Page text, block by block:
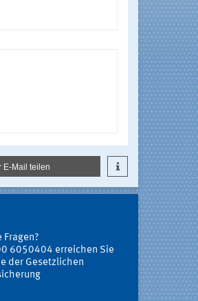
E-Mail teilen
Fragen?
6050404 erreichen Sie
der Gesetzlichen